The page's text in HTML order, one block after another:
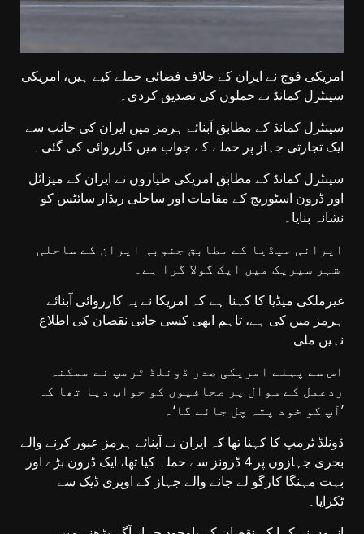
امریکی فوج نے ایران کے خلاف فضائی حملے کیے ہیں، امریکی
سینٹرل کمانڈ نے حملوں کی تصدیق کردی۔
سینٹرل کمانڈ کے مطابق آبنائے ہرمز میں ایران کی جانب سے
ایک تجارتی جہاز پر حملے کے جواب میں کارروائی کی گئی۔
سینٹرل کمانڈ کے مطابق امریکی طیاروں نے ایران کے میزائل
اور ڈرون اسٹوریج کے مقامات اور ساحلی ریڈار سائٹس کو
نشانہ بنایا۔
ایرانی میڈیا کے مطابق جنوبی ایران کے ساحلی
غیرملکی میڈیا کا کہنا ہے کہ امریکا نے یہ کارروائی آبنائے
ہرمز میں کی ہے، تاہم ابھی کسی جانی نقصان کی اطلاع
نہیں ملی۔
اس سے پہلے امریکی صدر ڈونلڈ ٹرمپ نے ممکنہ
ردعمل کے سوال پر صحافیوں کو جواب دیا تھا کہ
’آپ کو خود پتہ چل جائے گا‘۔
ڈونلڈ ٹرمپ کا کہنا تھا کہ ایران نے آبنائے ہرمز عبور کرنے والے
بحری جہازوں پر 4 ڈرونز سے حملہ کیا تھا، ایک ڈرون بڑے اور
بہت مہنگا کارگو لے جانے والے جہاز کے اوپری ڈیک سے
ٹکرایا۔